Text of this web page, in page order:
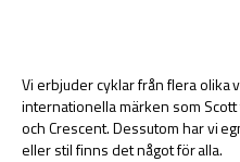
Vi erbjuder cyklar från flera olika
internationella märken som
och Crescent. Dessutom har vi
eller stil finns det något för alla.